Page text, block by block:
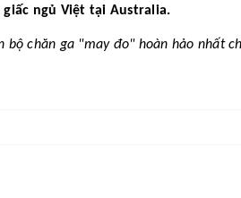
giấc ngủ Việt tại Australia.
chăn ga "may đo" hoàn hảo nhất